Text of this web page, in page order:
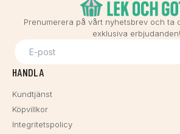
Prenumerera på vårt nyhetsbrev och ta
exklusiva erbjudanden!
HANDLA
Kundtjänst
Köpvillkor
Integritetspolicy